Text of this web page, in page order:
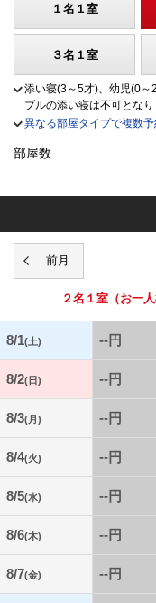
１名１室
３名１室
添い寝(3～5才)、幼児(0～
ブルの添い寝は不可となり
異なる部屋タイプで複数
部屋数
２名１室 （お一
8/1(土) --円
8/2(日) --円
8/3(月) --円
8/4(火) --円
8/5(水) --円
8/6(木) --円
8/7(金) --円